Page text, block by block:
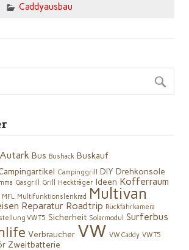
Caddyausbau
Autark Bus Bushack Buskauf
Campinggrill DIY Drehkonsole
Gasgrill Grill Heckträger Ideen Kofferraum
MFL Multifunktionslenkrad Multivan
Reparatur Roadtrip Rückfahrkamera
VW T5 Sicherheit Solarmodul Surferbus
Verbraucher VW VW Caddy VW T5
Zweitbatterie